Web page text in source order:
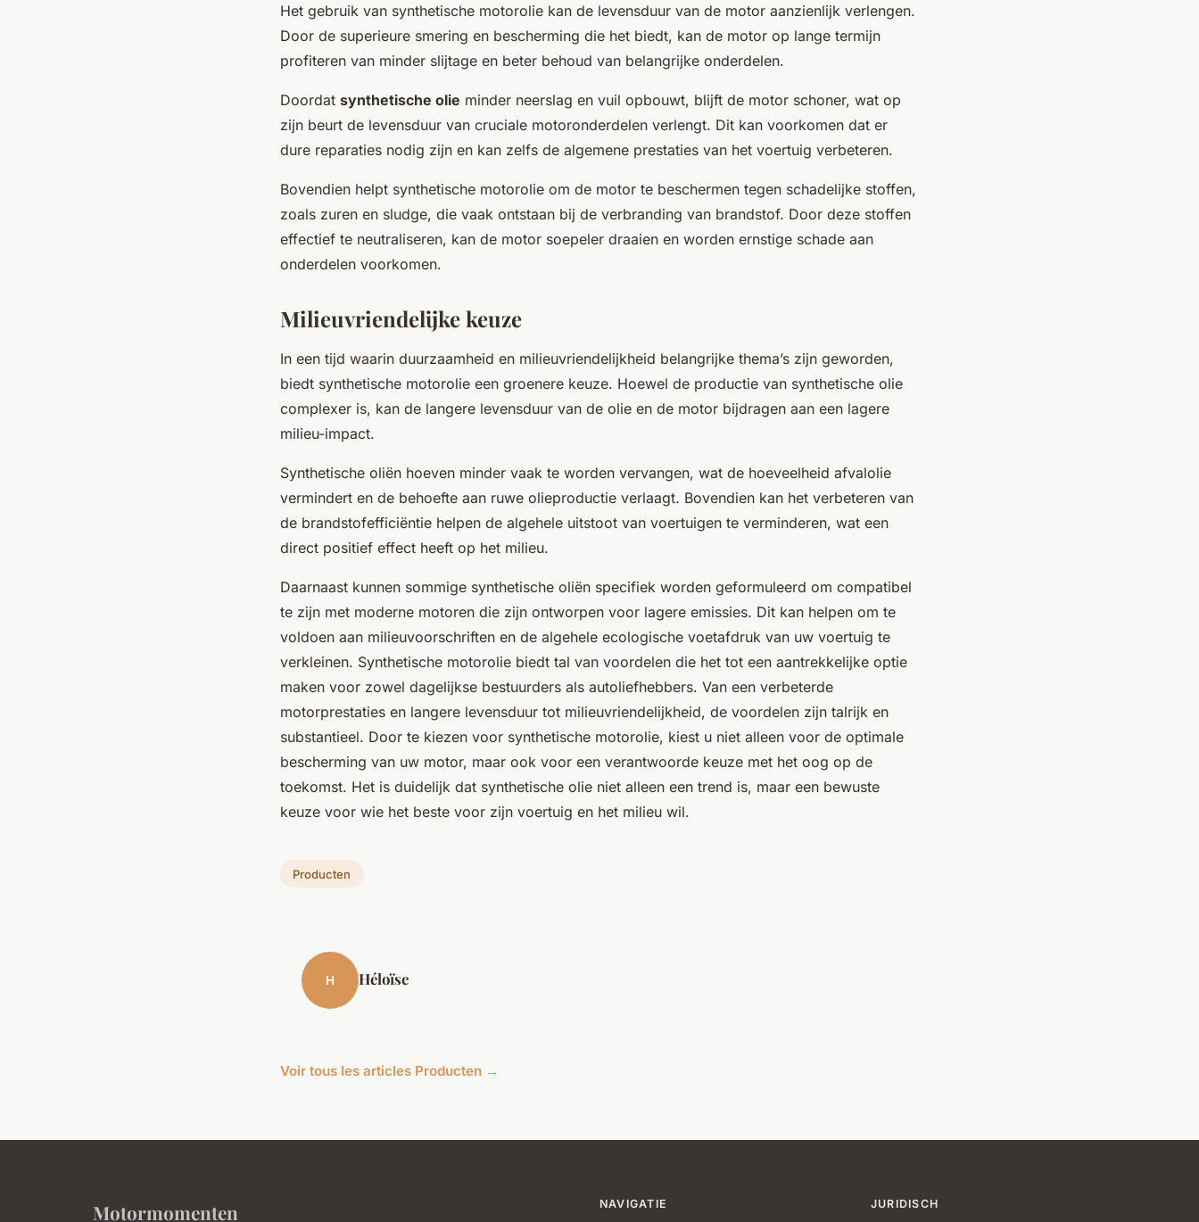
Het gebruik van synthetische motorolie kan de levensduur van de motor aanzienlijk verlengen.
Door de superieure smering en bescherming die het biedt, kan de motor op lange termijn
profiteren van minder slijtage en beter behoud van belangrijke onderdelen.
Doordat synthetische olie minder neerslag en vuil opbouwt, blijft de motor schoner, wat op
zijn beurt de levensduur van cruciale motoronderdelen verlengt. Dit kan voorkomen dat er
dure reparaties nodig zijn en kan zelfs de algemene prestaties van het voertuig verbeteren.
Bovendien helpt synthetische motorolie om de motor te beschermen tegen schadelijke stoffen,
zoals zuren en sludge, die vaak ontstaan bij de verbranding van brandstof. Door deze stoffen
effectief te neutraliseren, kan de motor soepeler draaien en worden ernstige schade aan
onderdelen voorkomen.
Milieuvriendelijke keuze
In een tijd waarin duurzaamheid en milieuvriendelijkheid belangrijke thema’s zijn geworden,
biedt synthetische motorolie een groenere keuze. Hoewel de productie van synthetische olie
complexer is, kan de langere levensduur van de olie en de motor bijdragen aan een lagere
milieu-impact.
Synthetische oliën hoeven minder vaak te worden vervangen, wat de hoeveelheid afvalolie
vermindert en de behoefte aan ruwe olieproductie verlaagt. Bovendien kan het verbeteren van
de brandstofefficiëntie helpen de algehele uitstoot van voertuigen te verminderen, wat een
direct positief effect heeft op het milieu.
Daarnaast kunnen sommige synthetische oliën specifiek worden geformuleerd om compatibel
te zijn met moderne motoren die zijn ontworpen voor lagere emissies. Dit kan helpen om te
voldoen aan milieuvoorschriften en de algehele ecologische voetafdruk van uw voertuig te
verkleinen. Synthetische motorolie biedt tal van voordelen die het tot een aantrekkelijke optie
maken voor zowel dagelijkse bestuurders als autoliefhebbers. Van een verbeterde
motorprestaties en langere levensduur tot milieuvriendelijkheid, de voordelen zijn talrijk en
substantieel. Door te kiezen voor synthetische motorolie, kiest u niet alleen voor de optimale
bescherming van uw motor, maar ook voor een verantwoorde keuze met het oog op de
toekomst. Het is duidelijk dat synthetische olie niet alleen een trend is, maar een bewuste
keuze voor wie het beste voor zijn voertuig en het milieu wil.
Producten
H Héloïse
Voir tous les articles Producten →
Motormomenten NAVIGATIE JURIDISCH